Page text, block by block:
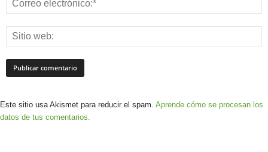
Este sitio usa Akismet para reducir el spam. Aprende cómo se procesan los
datos de tus comentarios.